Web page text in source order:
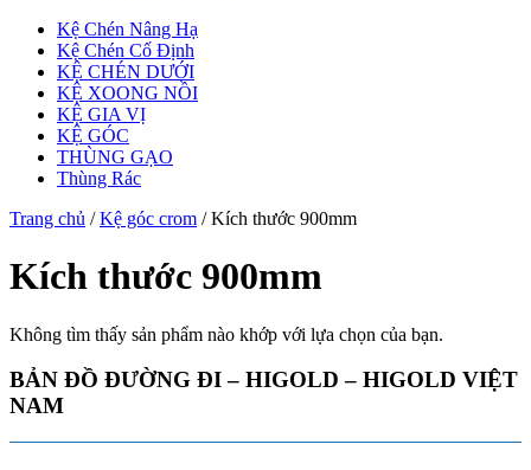
Kệ Chén Nâng Hạ
Kệ Chén Cố Định
KỆ CHÉN DƯỚI
KỆ XOONG NỒI
KỆ GIA VỊ
KỆ GÓC
THÙNG GẠO
Thùng Rác
Trang chủ /Kệ góc crom / Kích thước 900mm
Kích thước 900mm
Không tìm thấy sản phẩm nào khớp với lựa chọn của bạn.
BẢN ĐỒ ĐƯỜNG ĐI – HIGOLD – HIGOLD VIỆT
NAM